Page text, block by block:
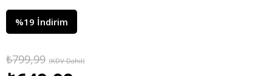
%19 İndirim
₺799,99 (KDV Dahil)